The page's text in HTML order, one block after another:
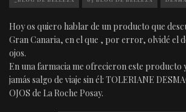
Hoy os quiero hablar de un producto que
Gran Canaria, en el que , por error, olvidé el
ojos.
En una farmacia me ofrecieron este producto
jamás salgo de viaje sin él: TOLERIANE
OJOS de La Roche Posay.